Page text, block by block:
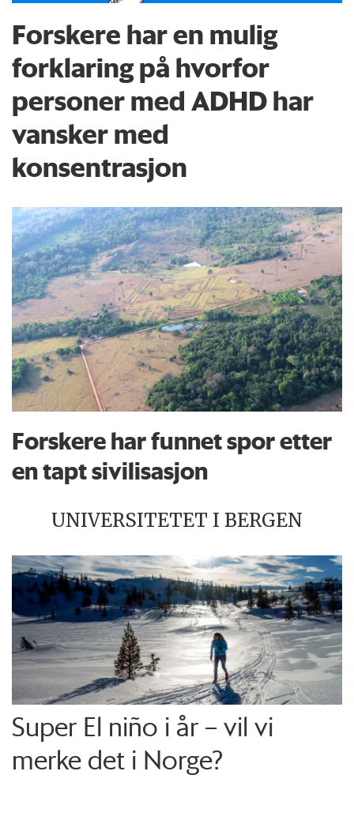
Forskere har en mulig
forklaring på hvorfor
personer med ADHD har
vansker med
konsentrasjon
Forskere har funnet spor etter
en tapt sivilisasjon
UNIVERSITETET I BERGEN
Super El niño i år – vil vi
merke det i Norge?